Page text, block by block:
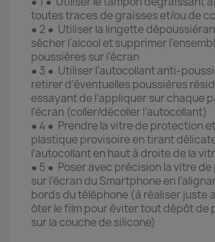
toutes traces de graisses et/ou de
● 2 ● Utiliser la lingette
sécher l’alcool et supprimer
poussières sur l’écran
● 3 ● Utiliser l’autocollant anti-
retirer d’éventuelles poussières
essayant de l’appliquer sur chaque
l’écran (coller/décoller l’autocollant)
● 4 ● Prendre la vitre de protection
plastique provisoire en tirant
l’autocollant en haut à droite de la
● 5 ● Poser avec précision la vitre
sur l’écran du Smartphone en
bords du téléphone (à réaliser juste
ôter le film pour éviter tout dépôt de
sur la couche de silicone)